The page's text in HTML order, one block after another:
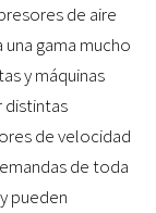
de aire
gama mucho
y máquinas
distintas
de velocidad
de toda
pueden